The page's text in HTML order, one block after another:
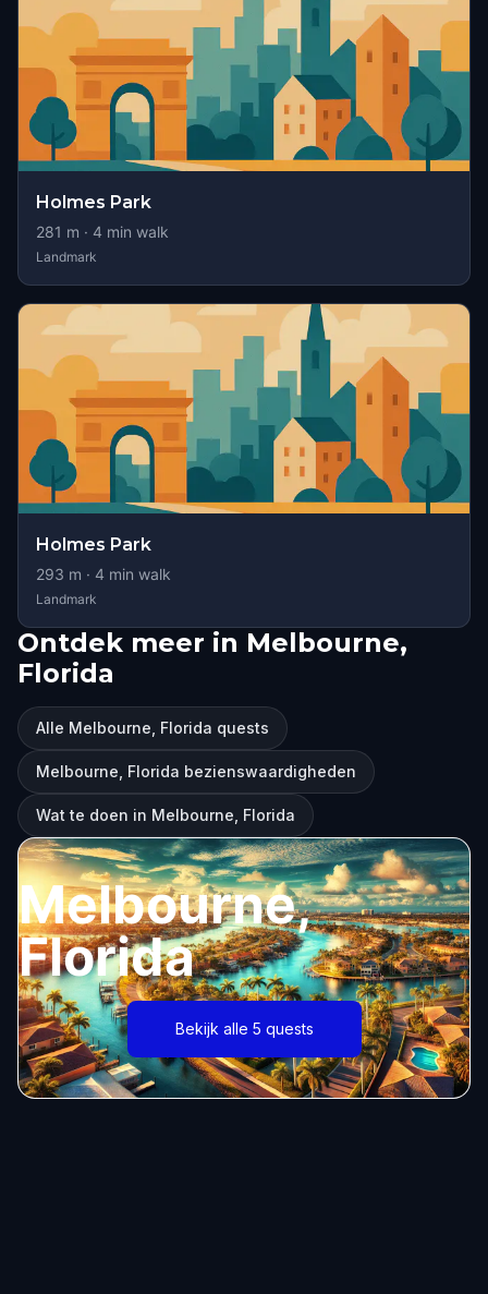
Holmes Park
281 m · 4 min walk
Landmark
Holmes Park
293 m · 4 min walk
Landmark
Ontdek meer in Melbourne,
Florida
Alle Melbourne, Florida quests
Melbourne, Florida bezienswaardigheden
Wat te doen in Melbourne, Florida
Melbourne,
Florida
Bekijk alle 5 quests